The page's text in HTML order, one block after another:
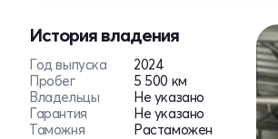
История владения
Год выпуска
2024
Пробег
5 500 км
Владельцы
Не указано
Гарантия
Не указано
Таможня
Растаможен